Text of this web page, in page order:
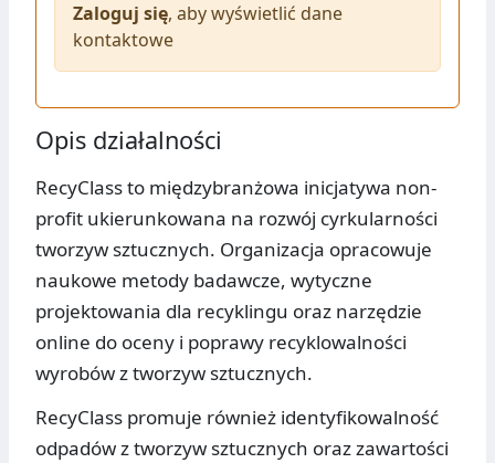
Zaloguj się, aby wyświetlić dane
kontaktowe
Opis działalności
RecyClass to międzybranżowa inicjatywa non-
profit ukierunkowana na rozwój cyrkularności
tworzyw sztucznych. Organizacja opracowuje
naukowe metody badawcze, wytyczne
projektowania dla recyklingu oraz narzędzie
online do oceny i poprawy recyklowalności
wyrobów z tworzyw sztucznych.
RecyClass promuje również identyfikowalność
odpadów z tworzyw sztucznych oraz zawartości